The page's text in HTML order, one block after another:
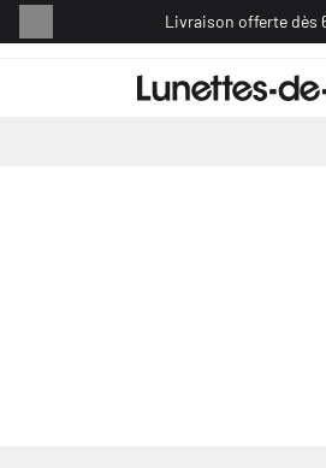
Livraison offerte dès